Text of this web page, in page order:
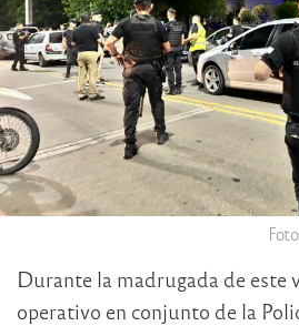
Durante la madrugada de este
operativo en conjunto de la